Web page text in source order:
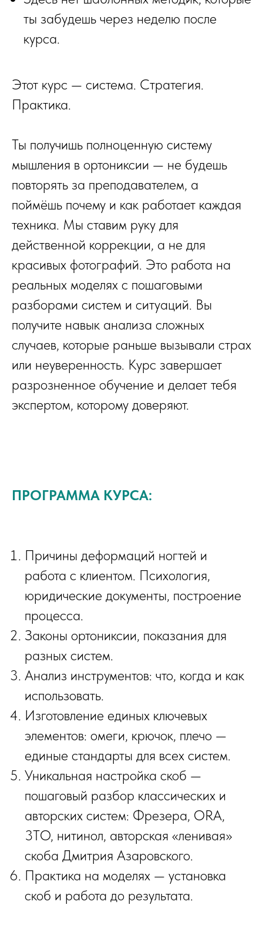
ты забудешь через неделю после
курса.
Этот курс — система. Стратегия.
Практика.
Ты получишь полноценную систему
мышления в ортониксии — не будешь
повторять за преподавателем, а
поймёшь почему и как работает каждая
техника. Мы ставим руку для
действенной коррекции, а не для
красивых фотографий. Это работа на
реальных моделях с пошаговыми
разборами систем и ситуаций. Вы
получите навык анализа сложных
случаев, которые раньше вызывали страх
или неуверенность. Курс завершает
разрозненное обучение и делает тебя
экспертом, которому доверяют.
ПРОГРАММА КУРСА:
Причины деформаций ногтей и
работа с клиентом. Психология,
юридические документы, построение
процесса.
Законы ортониксии, показания для
разных систем.
Анализ инструментов: что, когда и как
использовать.
Изготовление единых ключевых
элементов: омеги, крючок, плечо —
единые стандарты для всех систем.
Уникальная настройка скоб —
пошаговый разбор классических и
авторских систем: Фрезера, ORA,
3TO, нитинол, авторская «ленивая»
скоба Дмитрия Азаровского.
Практика на моделях — установка
скоб и работа до результата.